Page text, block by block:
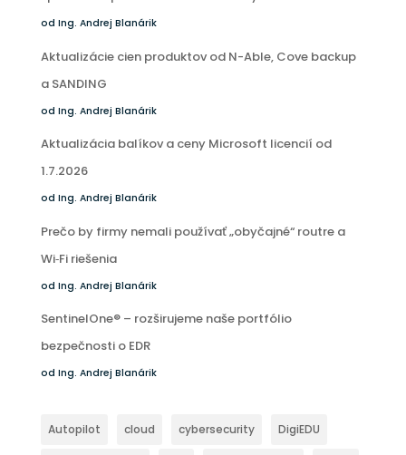
od Ing. Andrej Blanárik
Aktualizácie cien produktov od N-Able, Cove backup
a SANDING
od Ing. Andrej Blanárik
Aktualizácia balíkov a ceny Microsoft licencií od
1.7.2026
od Ing. Andrej Blanárik
Prečo by firmy nemali používať „obyčajné“ routre a
Wi‑Fi riešenia
od Ing. Andrej Blanárik
SentinelOne® – rozširujeme naše portfólio
bezpečnosti o EDR
od Ing. Andrej Blanárik
Autopilot cloud cybersecurity DigiEDU